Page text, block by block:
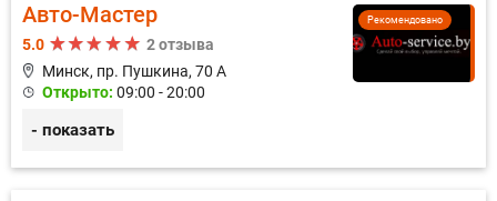
Рекомендовано
Авто-Мастер
5.0
2 отзыва
Минск, пр. Пушкина, 70 А
Открыто: 09:00 - 20:00
- показать